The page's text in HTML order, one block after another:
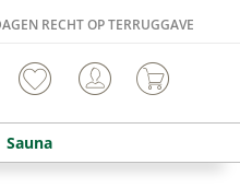
RECHT OP TERRUGGAVE
Sauna